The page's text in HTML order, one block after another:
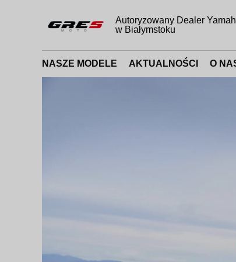
Autoryzowany Dealer
w Białymstoku
NASZE MODELE AKTUALNOŚCI O